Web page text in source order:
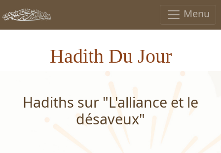
Menu
Hadith Du Jour
Hadiths sur "L'alliance et le
désaveux"